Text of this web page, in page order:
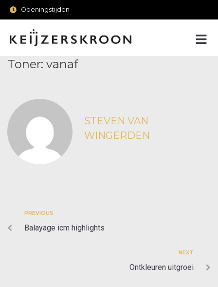
Openingstijden
Toner: vanaf
STEVEN VAN
WINGERDEN
PREVIOUS
Balayage icm highlights
NEXT
Ontkleuren uitgroei